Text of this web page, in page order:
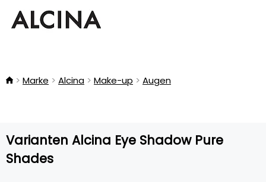
Marke Alcina Make-up Augen
Varianten Alcina Eye Shadow Pure
Shades